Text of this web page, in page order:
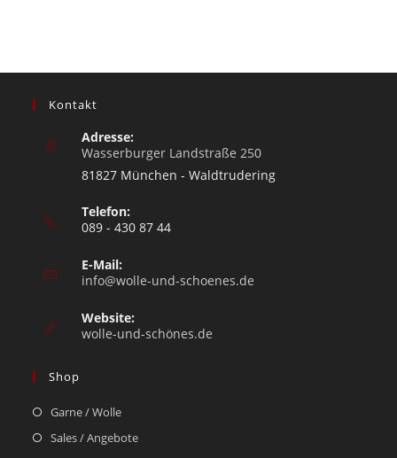
Kontakt
Adresse:
Wasserburger Landstraße 250
81827 München - Waldtrudering
Telefon:
089 - 430 87 44
E-Mail:
info@wolle-und-schoenes.de
Website:
wolle-und-schönes.de
Shop
Garne / Wolle
Sales / Angebote